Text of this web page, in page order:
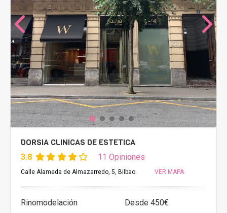
DORSIA CLINICAS DE ESTETICA
3.8 11 Opiniones
Calle Alameda de Almazarredo, 5, Bilbao VER MAPA
Rinomodelación
Desde 450€